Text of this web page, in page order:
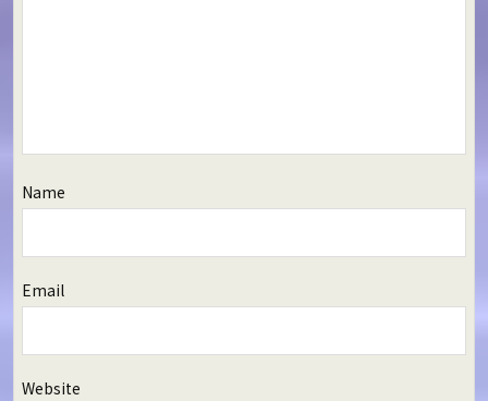
Name
Email
Website